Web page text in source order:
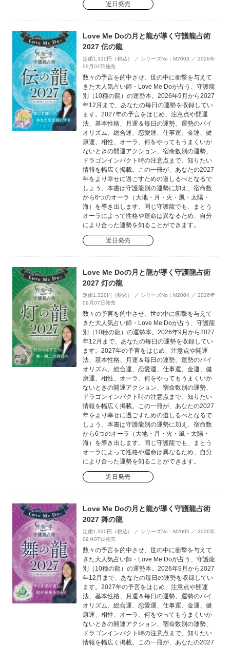
近日発売
Love Me Doの月と龍が導く守護龍占術
2027 伝の龍
定価1,320円（税込） ／ シリーズNo：M2003 ／ 2026年
09月07日発売
数々の予言を的中させ、世の中に衝撃を与えて
きた大人気占い師・Love Me Doが占う、守護龍
別（10種の龍）の運勢本。2026年9月から2027
年12月まで、あなたの毎日の運勢を収録してい
ます。2027年の予言をはじめ、注意点や開運
法、基本性格、月運＆毎日の運勢、運勢のバイ
オリズム、総合運、恋愛運、仕事運、金運、健
康運、相性、オーラ、何をやってもうまくいか
ないときの開運アクション、宿命数別の運勢、
ドラゴンインパクト時の注意点まで、知りたい
情報を幅広く掲載。この一冊が、あなたの2027
年をより幸せに過ごすための道しるべとなるで
しょう。本書は守護龍別の運勢に加え、宿命数
から6つのオーラ（大地・月・火・風・太陽・
海）を導き出します。同じ守護龍でも、まとう
オーラによって性格や運命は異なるため、自分
により合った運勢を知ることができます。
近日発売
Love Me Doの月と龍が導く守護龍占術
2027 灯の龍
定価1,320円（税込） ／ シリーズNo：M2004 ／ 2026年
09月07日発売
数々の予言を的中させ、世の中に衝撃を与えて
きた大人気占い師・Love Me Doが占う、守護龍
別（10種の龍）の運勢本。2026年9月から2027
年12月まで、あなたの毎日の運勢を収録してい
ます。2027年の予言をはじめ、注意点や開運
法、基本性格、月運＆毎日の運勢、運勢のバイ
オリズム、総合運、恋愛運、仕事運、金運、健
康運、相性、オーラ、何をやってもうまくいか
ないときの開運アクション、宿命数別の運勢、
ドラゴンインパクト時の注意点まで、知りたい
情報を幅広く掲載。この一冊が、あなたの2027
年をより幸せに過ごすための道しるべとなるで
しょう。本書は守護龍別の運勢に加え、宿命数
から6つのオーラ（大地・月・火・風・太陽・
海）を導き出します。同じ守護龍でも、まとう
オーラによって性格や運命は異なるため、自分
により合った運勢を知ることができます。
近日発売
Love Me Doの月と龍が導く守護龍占術
2027 舞の龍
定価1,320円（税込） ／ シリーズNo：M2005 ／ 2026年
09月07日発売
数々の予言を的中させ、世の中に衝撃を与えて
きた大人気占い師・Love Me Doが占う、守護龍
別（10種の龍）の運勢本。2026年9月から2027
年12月まで、あなたの毎日の運勢を収録してい
ます。2027年の予言をはじめ、注意点や開運
法、基本性格、月運＆毎日の運勢、運勢のバイ
オリズム、総合運、恋愛運、仕事運、金運、健
康運、相性、オーラ、何をやってもうまくいか
ないときの開運アクション、宿命数別の運勢、
ドラゴンインパクト時の注意点まで、知りたい
情報を幅広く掲載。この一冊が、あなたの2027